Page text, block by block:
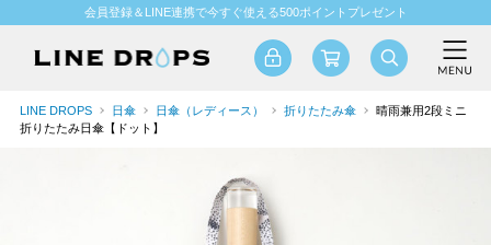
会員登録＆LINE連携で今すぐ使える500ポイントプレゼント
LINE DROPS 日傘 日傘（レディース） 折りたたみ傘
晴雨兼用2段ミニ
折りたたみ日傘【ドット】